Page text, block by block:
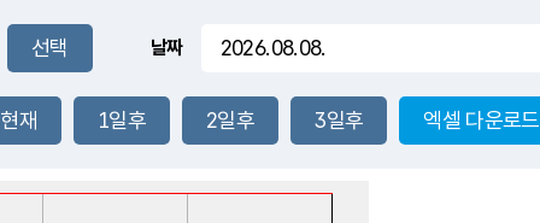
날짜
현재 1일후 2일후 3일후 엑셀 다운로드